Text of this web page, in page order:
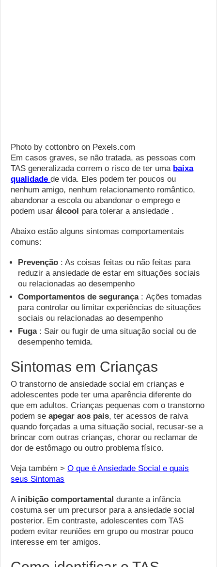
Photo by cottonbro on Pexels.com
Em casos graves, se não tratada, as pessoas com
TAS generalizada correm o risco de ter uma baixa
qualidadede vida. Eles podem ter poucos ou
nenhum amigo, nenhum relacionamento romântico,
abandonar a escola ou abandonar o emprego e
podem usarálcool para tolerar a ansiedade .
Abaixo estão alguns sintomas comportamentais
comuns:
Prevenção : As coisas feitas ou não feitas para
reduzir a ansiedade de estar em situações sociais
ou relacionadas ao desempenho
Comportamentos de segurança: Ações tomadas
para controlar ou limitar experiências de situações
sociais ou relacionadas ao desempenho
Fuga: Sair ou fugir de uma situação social ou de
desempenho temida.
Sintomas em Crianças
O transtorno de ansiedade social em crianças e
adolescentes pode ter uma aparência diferente do
que em adultos. Crianças pequenas com o transtorno
podem seapegar aos pais, ter acessos de raiva
quando forçadas a uma situação social, recusar-se a
brincar com outras crianças, chorar ou reclamar de
dor de estômago ou outro problema físico.
Veja também >O que é Ansiedade Social e quais
seus Sintomas
A inibição comportamentaldurante a infância
costuma ser um precursor para a ansiedade social
posterior. Em contraste, adolescentes com TAS
podem evitar reuniões em grupo ou mostrar pouco
interesse em ter amigos.